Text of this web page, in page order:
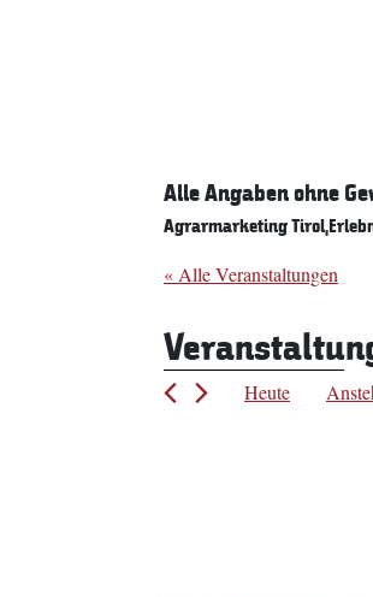
Alle Angaben ohne
Agrarmarketing
« Alle Veranstaltungen
Heute